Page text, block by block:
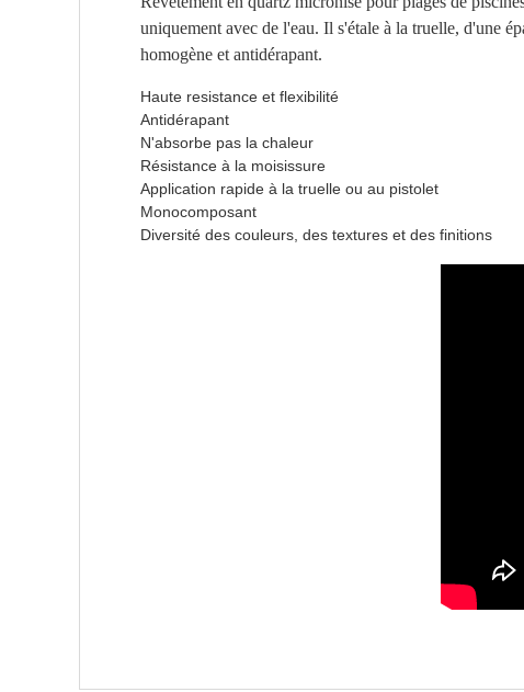
uniquement avec de l'eau. Il s'étale à la truelle, d'une
homogène et antidérapant.
Haute resistance et flexibilité
Antidérapant
N'absorbe pas la chaleur
Résistance à la moisissure
Application rapide à la truelle ou au pistolet
Monocomposant
Diversité des couleurs, des textures et des finitions